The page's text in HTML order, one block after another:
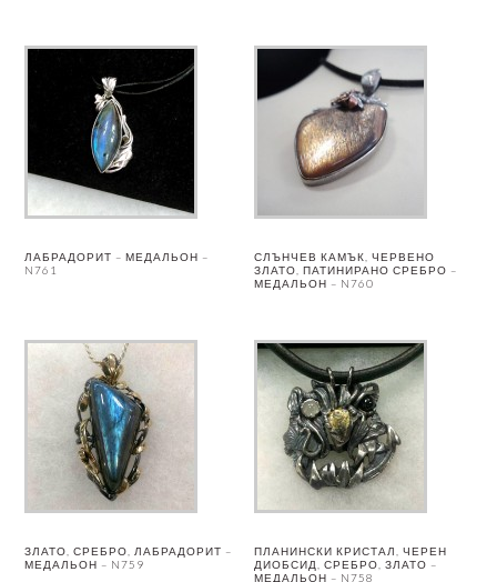
ЛАБРАДОРИТ – МЕДАЛЬОН –
N761
СЛЪНЧЕВ КАМЪК, ЧЕРВЕНО
ЗЛАТО, ПАТИНИРАНО СРЕБРО –
МЕДАЛЬОН – N760
ЗЛАТО, СРЕБРО, ЛАБРАДОРИТ –
МЕДАЛЬОН – N759
ПЛАНИНСКИ КРИСТАЛ, ЧЕРЕН
ДИОБСИД, СРЕБРО, ЗЛАТО –
МЕДАЛЬОН – N758